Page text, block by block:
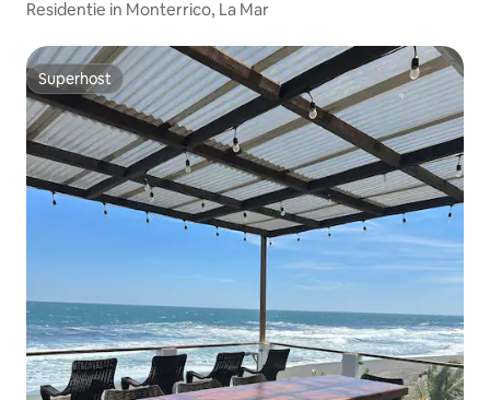
Residentie in Monterrico, La Mar
Superhost
Superhost